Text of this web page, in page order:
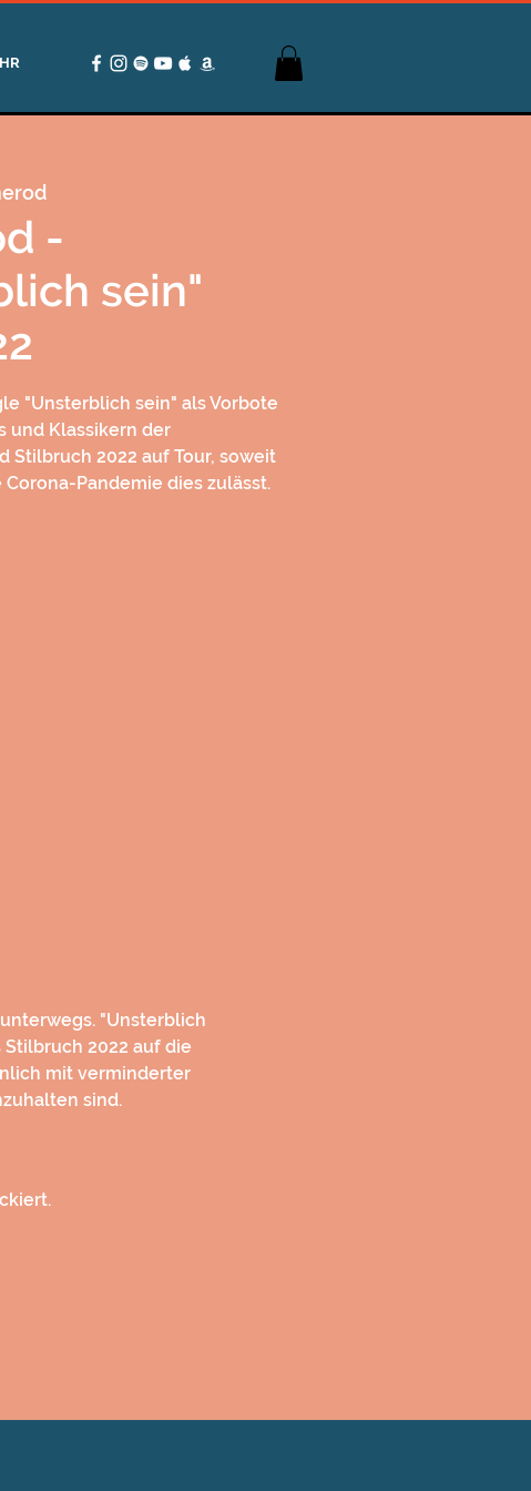
-
sein"
"Unsterblich sein" als Vorbote
und Klassikern der
Stilbruch 2022 auf Tour, soweit
Pandemie dies zulässt.
"Unsterblich
2022 auf die
mit verminderter
sind.